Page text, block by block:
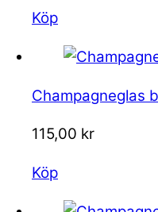
Köp
Champagneglas
115,00 kr
Köp